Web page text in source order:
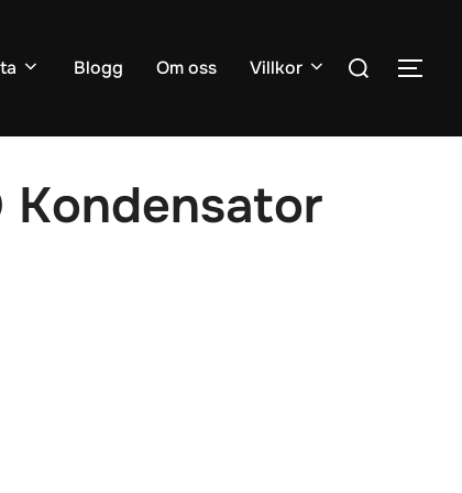
Blogg Om oss Villkor
Sök
efter:
SLÅ
Kondensator